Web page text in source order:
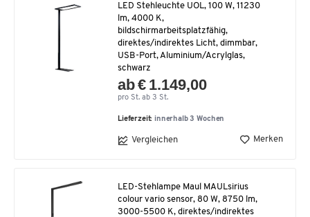
LED Stehleuchte UOL, 100 W, 11230
lm, 4000 K,
bildschirmarbeitsplatzfähig,
direktes/indirektes Licht, dimmbar,
USB-Port, Aluminium/Acrylglas,
schwarz
ab € 1.149,00
pro St. ab 3 St.
Lieferzeit: innerhalb 3 Wochen
Vergleichen Merken
LED-Stehlampe Maul MAULsirius
colour vario sensor, 80 W, 8750 lm,
3000-5500 K, direktes/indirektes